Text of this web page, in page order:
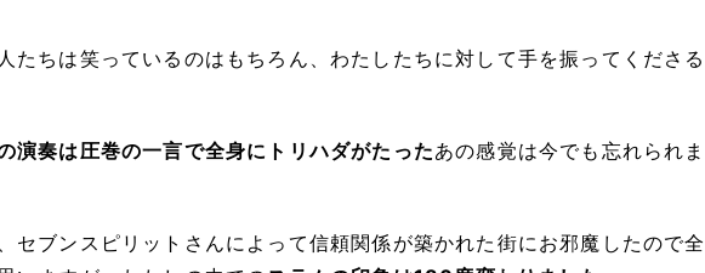
たちは笑っているのはもちろん、わたしたちに対して手を振ってくださる
演奏は圧巻の一言で全身にトリハダがたったあの感覚は今でも忘れられま
セブンスピリットさんによって信頼関係が築かれた街にお邪魔したので全